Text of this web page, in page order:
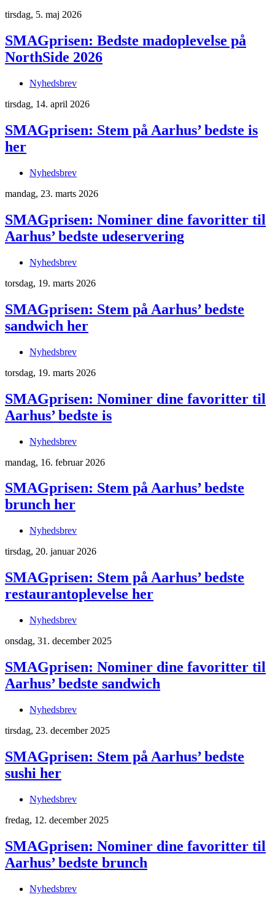
tirsdag, 5. maj 2026
SMAGprisen: Bedste madoplevelse på
NorthSide 2026
Nyhedsbrev
tirsdag, 14. april 2026
SMAGprisen: Stem på Aarhus’ bedste is
her
Nyhedsbrev
mandag, 23. marts 2026
SMAGprisen: Nominer dine favoritter til
Aarhus’ bedste udeservering
Nyhedsbrev
torsdag, 19. marts 2026
SMAGprisen: Stem på Aarhus’ bedste
sandwich her
Nyhedsbrev
torsdag, 19. marts 2026
SMAGprisen: Nominer dine favoritter til
Aarhus’ bedste is
Nyhedsbrev
mandag, 16. februar 2026
SMAGprisen: Stem på Aarhus’ bedste
brunch her
Nyhedsbrev
tirsdag, 20. januar 2026
SMAGprisen: Stem på Aarhus’ bedste
restaurantoplevelse her
Nyhedsbrev
onsdag, 31. december 2025
SMAGprisen: Nominer dine favoritter til
Aarhus’ bedste sandwich
Nyhedsbrev
tirsdag, 23. december 2025
SMAGprisen: Stem på Aarhus’ bedste
sushi her
Nyhedsbrev
fredag, 12. december 2025
SMAGprisen: Nominer dine favoritter til
Aarhus’ bedste brunch
Nyhedsbrev